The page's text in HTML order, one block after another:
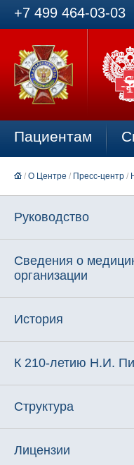
+7 499 464-03-03
Пациентам
/ О Центре / Пресс-центр /
Руководство
Сведения о
организации
История
К 210-летию Н.И.
Структура
Лицензии